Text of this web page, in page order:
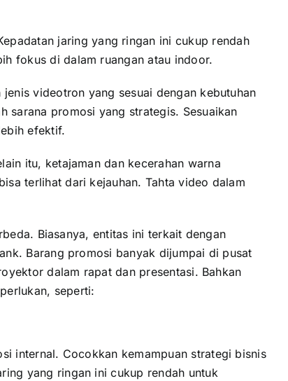
jaring yang ringan ini cukup rendah
fokus di dalam ruangan atau indoor.
videotron yang sesuai dengan kebutuhan
sarana promosi yang strategis. Sesuaikan
efektif.
itu, ketajaman dan kecerahan warna
terlihat dari kejauhan. Tahta video dalam
Biasanya, entitas ini terkait dengan
Barang promosi banyak dijumpai di pusat
dalam rapat dan presentasi. Bahkan
seperti:
internal. Cocokkan kemampuan strategi bisnis
yang ringan ini cukup rendah untuk